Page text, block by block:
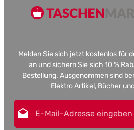
Melden Sie sich jetzt kostenlos für
an und sichern Sie sich 10 %
Bestellung. Ausgenommen sind
Elektro Artikel, Bücher